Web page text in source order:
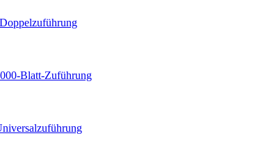
Blatt-Zuführung